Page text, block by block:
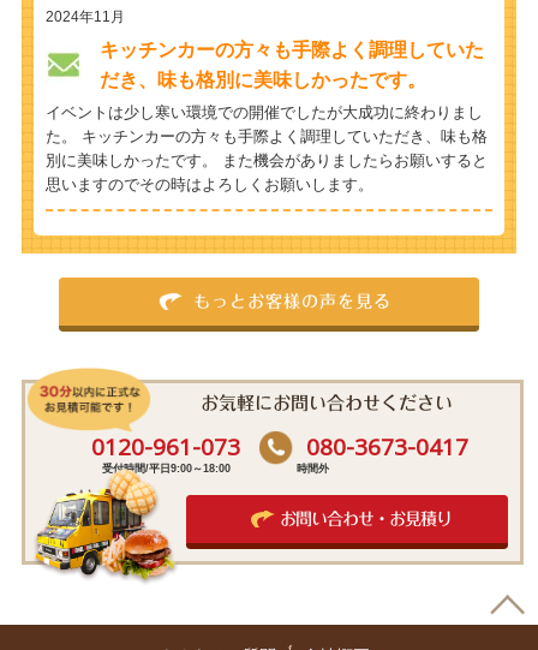
2024年11月
キッチンカーの方々も手際よく調理していた
だき、味も格別に美味しかったです。
イベントは少し寒い環境での開催でしたが大成功に終わりまし
た。 キッチンカーの方々も手際よく調理していただき、味も格
別に美味しかったです。 また機会がありましたらお願いすると
思いますのでその時はよろしくお願いします。
もっとお客様の声を見る
お気軽にお問い合わせください
080-3673-0417
時間外
0120-961-073
受付時間/平日9:00～18:00
お問い合わせ・お見積り